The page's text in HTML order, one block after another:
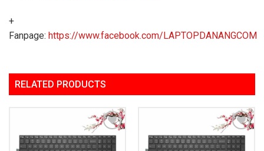
+
Fanpage: https://www.facebook.com/LAPTOPDANANGCOM
RELATED PRODUCTS
Add to
Wishlist
Add to
Wishlist